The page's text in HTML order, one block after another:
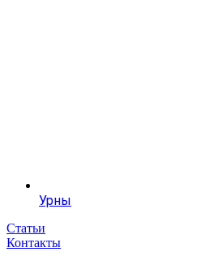
Урны
Статьи
Контакты